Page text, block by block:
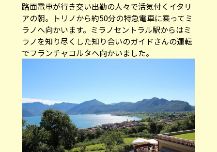
路面電車が行き交い出勤の人々で活気付くイタリ
アの朝。トリノから約50分の特急電車に乗ってミ
ラノへ向かいます。ミラノセントラル駅からはミ
ラノを知り尽くした知り合いのガイドさんの運転
でフランチャコルタへ向かいました。